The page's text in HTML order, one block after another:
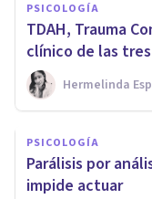
PSICOLOGÍA
TDAH, Trauma
clínico de las
Hermelinda
PSICOLOGÍA
Parálisis por
impide actuar